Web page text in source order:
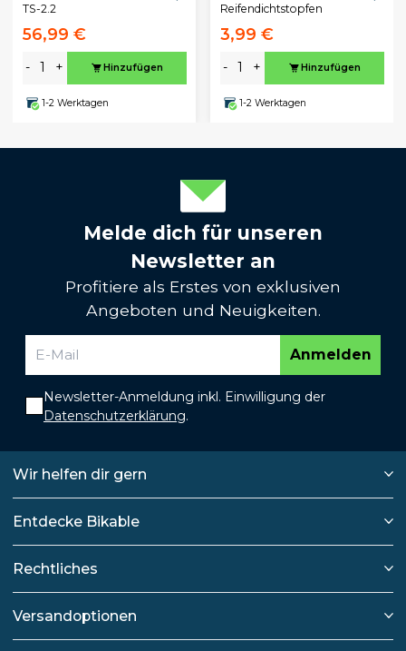
TS-2.2
56,99 €
- + Hinzufügen
1-2 Werktagen
Reifendichtstopfen
3,99 €
- + Hinzufügen
1-2 Werktagen
Melde dich für unseren
Newsletter an
Profitiere als Erstes von exklusiven
Angeboten und Neuigkeiten.
Anmelden
Newsletter-Anmeldung inkl. Einwilligung der
Datenschutzerklärung.
Wir helfen dir gern
Entdecke Bikable
Rechtliches
Versandoptionen